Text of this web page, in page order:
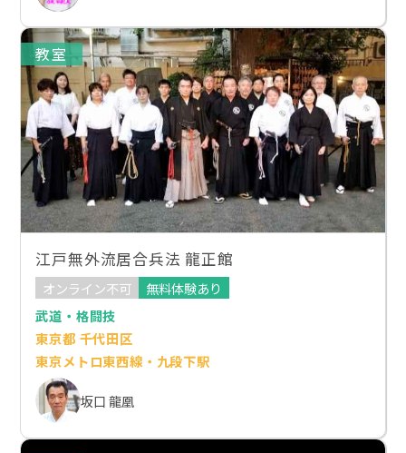
教室
江戸無外流居合兵法 龍正館
オンライン不可
無料体験あり
武道・格闘技
東京都 千代田区
東京メトロ東西線・九段下駅
坂口 龍凰